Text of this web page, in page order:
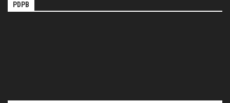
PDPB